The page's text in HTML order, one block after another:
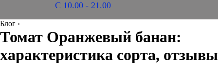
С 10.00 - 21.00
Блог ›
Томат Оранжевый банан:
характеристика сорта, отзывы